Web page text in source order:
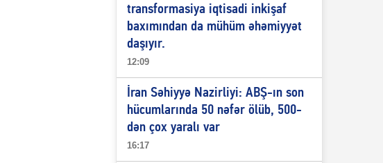
transformasiya iqtisadi inkişaf
baxımından da mühüm əhəmiyyət
daşıyır.
12:09
İran Səhiyyə Nazirliyi: ABŞ-ın son
hücumlarında 50 nəfər ölüb, 500-
dən çox yaralı var
16:17